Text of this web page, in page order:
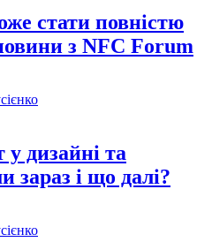
стати повністю
з NFC Forum
дизайні та
зараз і що далі?